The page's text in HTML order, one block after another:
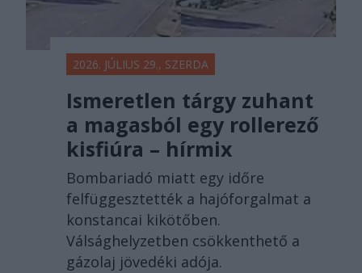
2026. JÚLIUS 29., SZERDA
Ismeretlen tárgy zuhant
a magasból egy rollerező
kisfiúra – hírmix
Bombariadó miatt egy időre
felfüggesztették a hajóforgalmat a
konstancai kikötőben.
Válsághelyzetben csökkenthető a
gázolaj jövedéki adója.